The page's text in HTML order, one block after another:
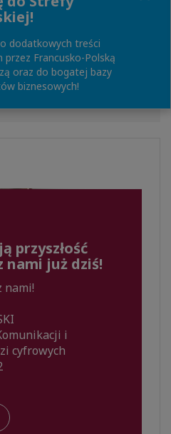
Leaders Program
przyszłość
nami już dziś!
nami!
i
cyfrowych
dodatkowych treści
Francusko-Polską
oraz do bogatej bazy
biznesowych!